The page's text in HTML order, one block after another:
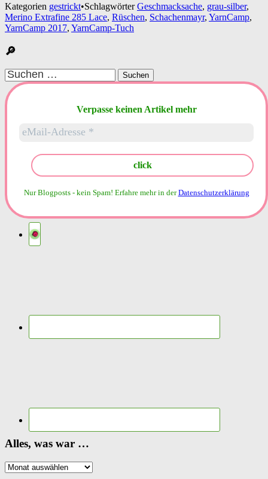
Kategorien gestrickt•SchlagwörterGeschmacksache, grau-silber,
Merino Extrafine 285 Lace, Rüschen, Schachenmayr, YarnCamp,
YarnCamp 2017, YarnCamp-Tuch
🔎
Suchen
nach:
Verpasse keinen Artikel mehr
Nur Blogposts - kein Spam! Erfahre mehr in derDatenschutzerklärung
Alles, was war …
Alles,